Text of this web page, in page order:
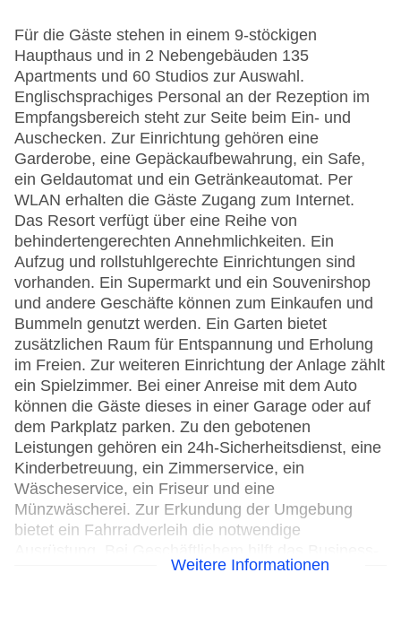
Für die Gäste stehen in einem 9-stöckigen
Haupthaus und in 2 Nebengebäuden 135
Apartments und 60 Studios zur Auswahl.
Englischsprachiges Personal an der Rezeption im
Empfangsbereich steht zur Seite beim Ein- und
Auschecken. Zur Einrichtung gehören eine
Garderobe, eine Gepäckaufbewahrung, ein Safe,
ein Geldautomat und ein Getränkeautomat. Per
WLAN erhalten die Gäste Zugang zum Internet.
Das Resort verfügt über eine Reihe von
behindertengerechten Annehmlichkeiten. Ein
Aufzug und rollstuhlgerechte Einrichtungen sind
vorhanden. Ein Supermarkt und ein Souvenirshop
und andere Geschäfte können zum Einkaufen und
Bummeln genutzt werden. Ein Garten bietet
zusätzlichen Raum für Entspannung und Erholung
im Freien. Zur weiteren Einrichtung der Anlage zählt
ein Spielzimmer. Bei einer Anreise mit dem Auto
können die Gäste dieses in einer Garage oder auf
dem Parkplatz parken. Zu den gebotenen
Leistungen gehören ein 24h-Sicherheitsdienst, eine
Kinderbetreuung, ein Zimmerservice, ein
Wäscheservice, ein Friseur und eine
Münzwäscherei. Zur Erkundung der Umgebung
bietet ein Fahrradverleih die notwendige
Center gerne weiter und bietet ein Faxgerät an.
Weitere Informationen